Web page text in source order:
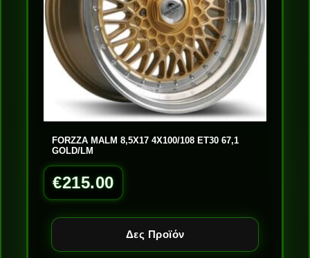
FORZZA MALM 8,5X17 4X100/108 ET30 67,1
GOLD/LM
€215.00
Δες Προϊόν